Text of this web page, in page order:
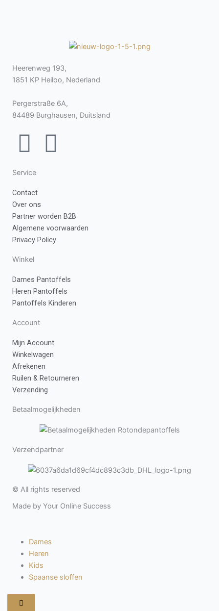
Heerenweg 193,
1851 KP Heiloo, Nederland
Pergerstraße 6A,
84489 Burghausen, Duitsland
F
a
c
e
b
o
o
k
-
f
I
t
a
r
a
m
Service
Contact
Over ons
Partner worden B2B
Algemene voorwaarden
Privacy Policy
Winkel
Dames Pantoffels
Heren Pantoffels
Pantoffels Kinderen
Account
Mijn Account
Winkelwagen
Afrekenen
Ruilen & Retourneren
Verzending
Betaalmogelijkheden
Verzendpartner
© All rights reserved
Made by Your Online Success
Dames
Heren
Kids
Spaanse sloffen
Hamburger